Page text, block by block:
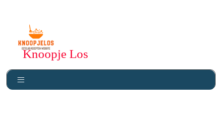
Knoopje Los